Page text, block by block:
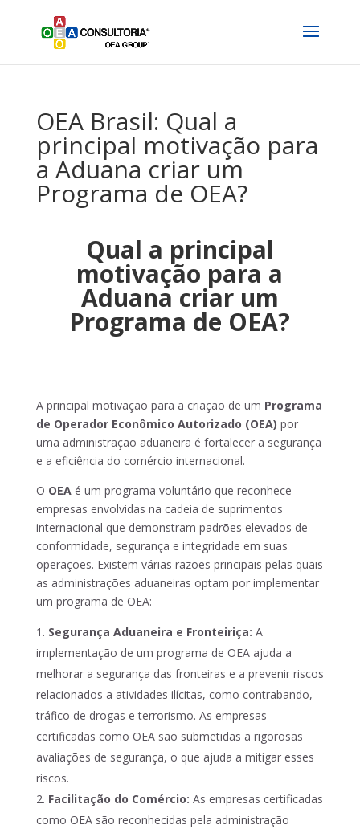
OEA Brasil: Qual a
principal motivação para
a Aduana criar um
Programa de OEA?
Qual a principal
motivação para a
Aduana criar um
Programa de OEA?
A principal motivação para a criação de um Programa
de Operador Econômico Autorizado (OEA) por
uma administração aduaneira é fortalecer a segurança
e a eficiência do comércio internacional.
O OEAé um programa voluntário que reconhece
empresas envolvidas na cadeia de suprimentos
internacional que demonstram padrões elevados de
conformidade, segurança e integridade em suas
operações. Existem várias razões principais pelas quais
as administrações aduaneiras optam por implementar
um programa de OEA:
Segurança Aduaneira e Fronteiriça: A
implementação de um programa de OEA ajuda a
melhorar a segurança das fronteiras e a prevenir riscos
relacionados a atividades ilícitas, como contrabando,
tráfico de drogas e terrorismo. As empresas
certificadas como OEA são submetidas a rigorosas
avaliações de segurança, o que ajuda a mitigar esses
riscos.
Facilitação do Comércio: As empresas certificadas
como OEA são reconhecidas pela administração